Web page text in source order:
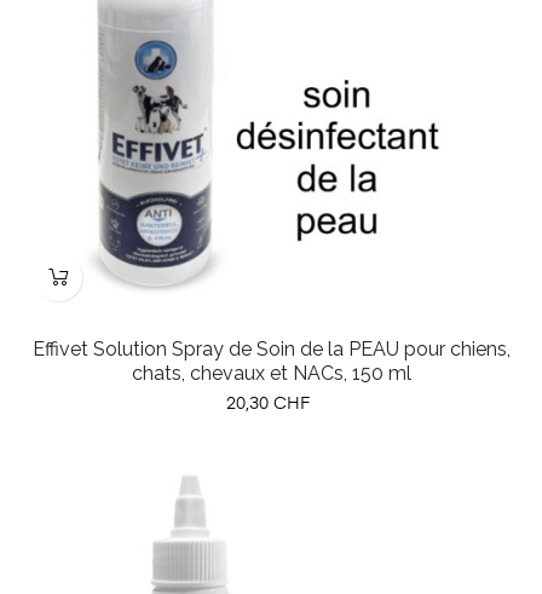
Effivet Solution Spray de Soin de la PEAU pour chiens,
chats, chevaux et NACs, 150 ml
Prix
20,30 CHF